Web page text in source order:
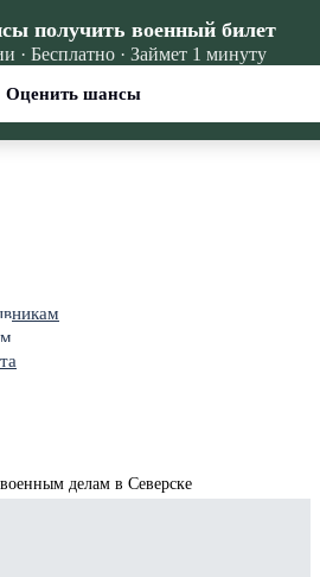
делам в Северске
получить военный билет
· Бесплатно · Займет 1 минуту
Оценить шансы